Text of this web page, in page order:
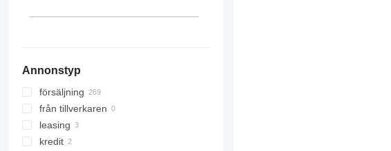
Annonstyp
försäljning
från tillverkaren
leasing
kredit